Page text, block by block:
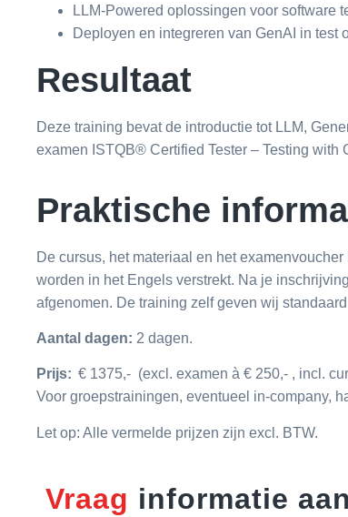
LLM-Powered oplossingen voor software
Deployen en integreren van GenAI in test
Resultaat
Deze training bevat de introductie tot LLM,
examen ISTQB® Certified Tester – Testing
Praktische
De cursus, het materiaal en het
worden in het Engels verstrekt. Na je
afgenomen. De training zelf geven wij
Aantal dagen: 2 dagen.
Prijs: € 1375,- (excl. examen à € 250,- , incl.
Voor groepstrainingen, eventueel in-company,
Let op: Alle vermelde prijzen zijn excl. BTW.
Vraag informatie